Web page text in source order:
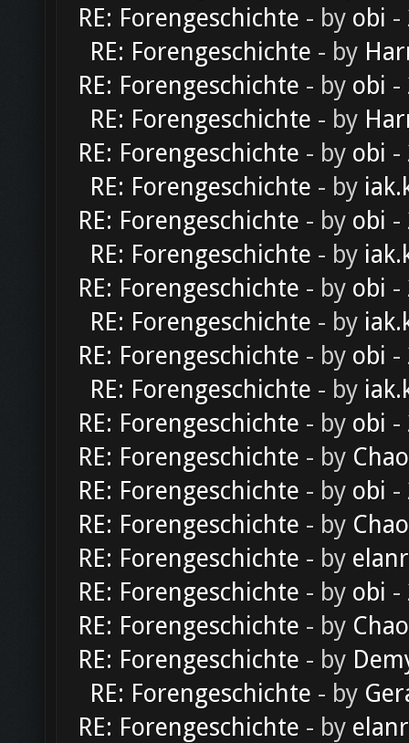
RE: Forengeschichte - by obi -
RE: Forengeschichte - by
RE: Forengeschichte - by obi -
RE: Forengeschichte - by
RE: Forengeschichte - by obi -
RE: Forengeschichte - by
RE: Forengeschichte - by obi -
RE: Forengeschichte - by
RE: Forengeschichte - by obi -
RE: Forengeschichte - by
RE: Forengeschichte - by obi -
RE: Forengeschichte - by
RE: Forengeschichte - by obi -
RE: Forengeschichte - by
RE: Forengeschichte - by obi -
RE: Forengeschichte - by
RE: Forengeschichte - by
RE: Forengeschichte - by obi -
RE: Forengeschichte - by
RE: Forengeschichte - by
RE: Forengeschichte - by
RE: Forengeschichte - by